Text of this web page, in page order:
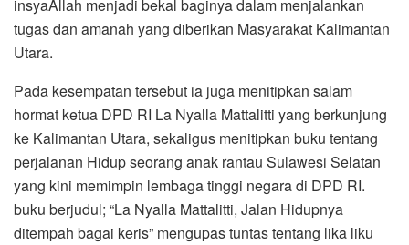
insyaAllah menjadi bekal baginya dalam menjalankan
tugas dan amanah yang diberikan Masyarakat Kalimantan
Utara.
Pada kesempatan tersebut ia juga menitipkan salam
hormat ketua DPD RI La Nyalla Mattalitti yang berkunjung
ke Kalimantan Utara, sekaligus menitipkan buku tentang
perjalanan Hidup seorang anak rantau Sulawesi Selatan
yang kini memimpin lembaga tinggi negara di DPD RI.
buku berjudul; “La Nyalla Mattalitti, Jalan Hidupnya
ditempah bagai keris” mengupas tuntas tentang lika liku